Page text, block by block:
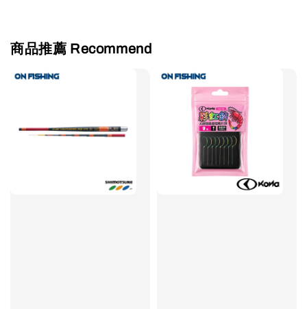
商品推薦 Recommend